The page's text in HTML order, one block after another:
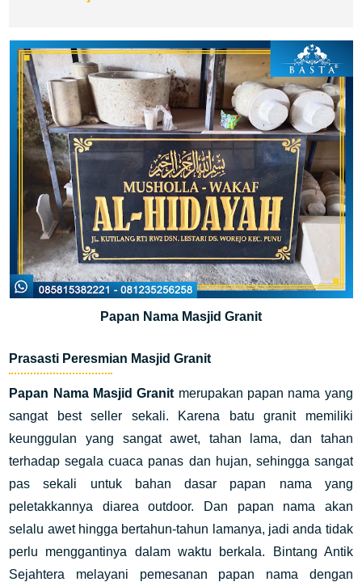
Papan Nama Masjid Granit
Prasasti Peresmian Masjid Granit
Papan Nama Masjid Granit merupakan papan nama yang
sangat best seller sekali. Karena batu granit memiliki
keunggulan yang sangat awet, tahan lama, dan tahan
terhadap segala cuaca panas dan hujan, sehingga sangat
pas sekali untuk bahan dasar papan nama yang
peletakkannya diarea outdoor. Dan papan nama akan
selalu awet hingga bertahun-tahun lamanya, jadi anda tidak
perlu menggantinya dalam waktu berkala. Bintang Antik
Sejahtera melayani pemesanan papan nama dengan